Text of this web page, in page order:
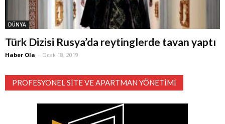
DÜNYA
Türk Dizisi Rusya’da reytinglerde tavan yaptı
Haber Ola - Ocak 18, 2019
PROFESYONEL SITE VE APARTMAN YÖNETIMI